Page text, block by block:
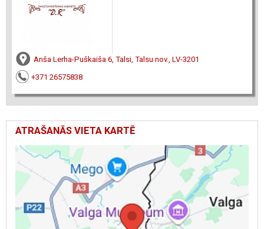
Anša Lerha-Puškaiša 6, Talsi, Talsu nov., LV-3201
+371 26575838
ATRAŠANĀS VIETA KARTĒ